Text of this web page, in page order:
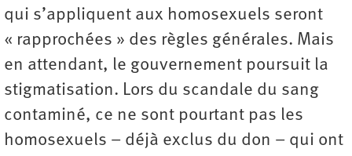
qui s’appliquent aux homosexuels seront
« rapprochées » des règles générales. Mais
en attendant, le gouvernement poursuit la
stigmatisation. Lors du scandale du sang
contaminé, ce ne sont pourtant pas les
homosexuels – déjà exclus du don – qui ont